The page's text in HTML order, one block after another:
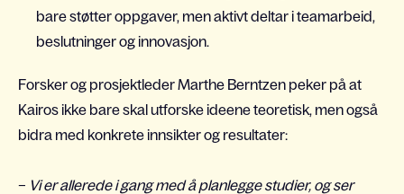
bare støtter oppgaver, men aktivt deltar i teamarbeid,
beslutninger og innovasjon.
Forsker og prosjektleder Marthe Berntzen peker på at
Kairos ikke bare skal utforske ideene teoretisk, men også
bidra med konkrete innsikter og resultater:
– Vi er allerede i gang med å planlegge studier, og ser